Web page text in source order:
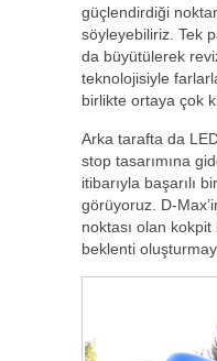
güçlendirdiği
söyleyebiliriz. Tek
da büyütülerek
teknolojisiyle
birlikte ortaya çok
Arka tarafta da
stop tasarımına
itibarıyla başarılı
görüyoruz. D-
noktası olan
beklenti